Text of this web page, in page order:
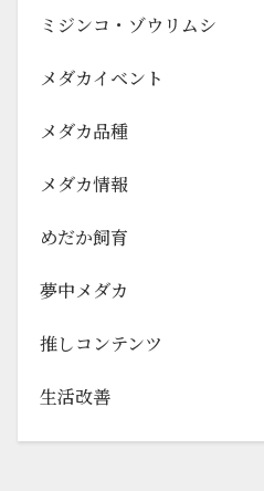
ミジンコ・ゾウリムシ
メダカイベント
メダカ品種
メダカ情報
めだか飼育
夢中メダカ
推しコンテンツ
生活改善